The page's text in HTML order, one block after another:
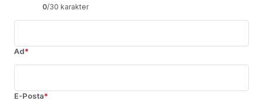
0/30 karakter
Ad*
E-Posta*